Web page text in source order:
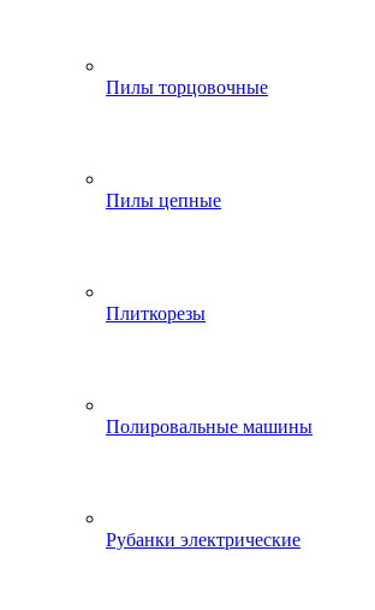
Пилы торцовочные
Пилы цепные
Плиткорезы
Полировальные машины
Рубанки электрические